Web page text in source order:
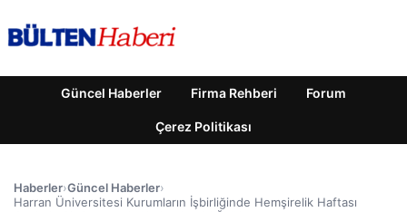
Güncel Haberler Firma Rehberi Forum
Çerez Politikası
Haberler›Güncel Haberler›
Harran Üniversitesi Kurumların İşbirliğinde Hemşirelik Haftası